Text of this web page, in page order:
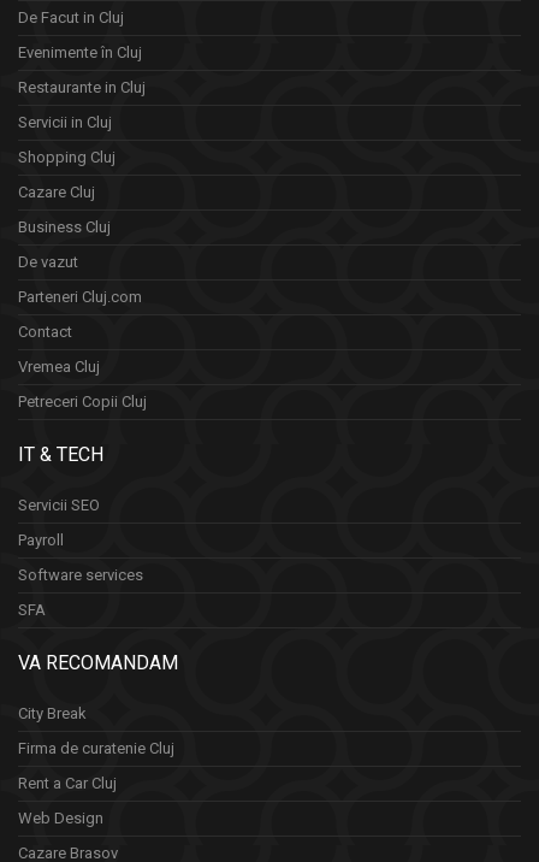
De Facut in Cluj
Evenimente în Cluj
Restaurante in Cluj
Servicii in Cluj
Shopping Cluj
Cazare Cluj
Business Cluj
De vazut
Parteneri Cluj.com
Contact
Vremea Cluj
Petreceri Copii Cluj
IT & TECH
Servicii SEO
Payroll
Software services
SFA
VA RECOMANDAM
City Break
Firma de curatenie Cluj
Rent a Car Cluj
Web Design
Cazare Brasov